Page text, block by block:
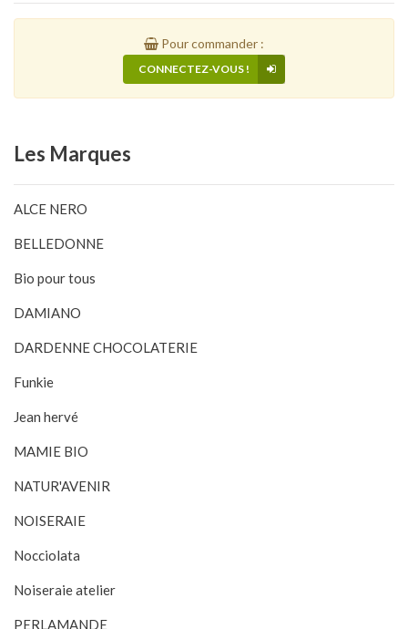
Pour commander :
CONNECTEZ-VOUS !
Les Marques
ALCE NERO
BELLEDONNE
Bio pour tous
DAMIANO
DARDENNE CHOCOLATERIE
Funkie
Jean hervé
MAMIE BIO
NATUR'AVENIR
NOISERAIE
Nocciolata
Noiseraie atelier
PERLAMANDE